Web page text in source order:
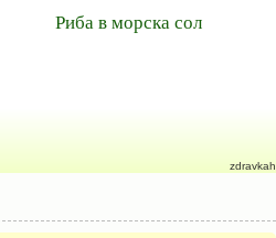
Риба в морска сол
zdravkah